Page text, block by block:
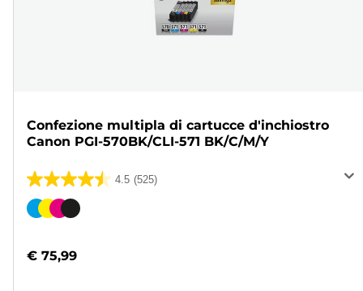
Confezione multipla di cartucce d'inchiostro
Canon PGI-570BK/CLI-571 BK/C/M/Y
4.5 (525)
4.5
su
525
Cartuccia
€ 75,99